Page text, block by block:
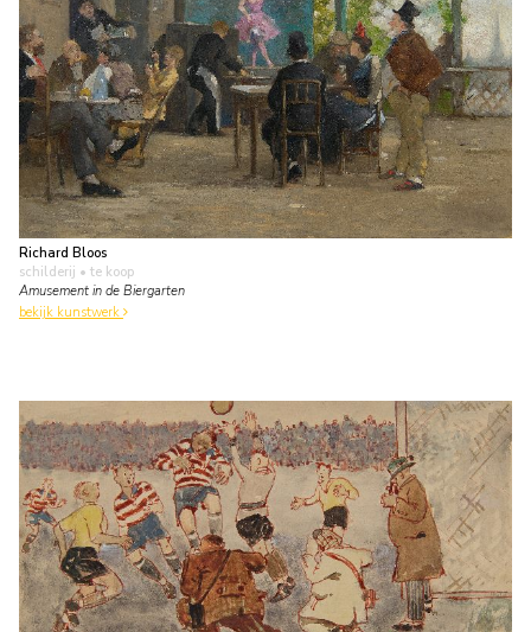
Richard Bloos
schilderij • te koop
Amusement in de Biergarten
bekijk kunstwerk